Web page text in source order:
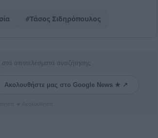
#Τάσος Σιδηρόπουλος
στα αποτελέσματα αναζήτησης
Ακολουθήστε μας στο Google News ★ ↗